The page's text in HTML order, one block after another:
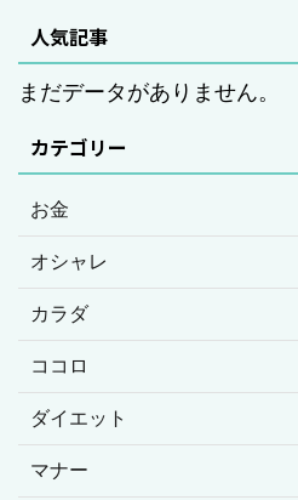
人気記事
まだデータがありません。
カテゴリー
お金
オシャレ
カラダ
ココロ
ダイエット
マナー